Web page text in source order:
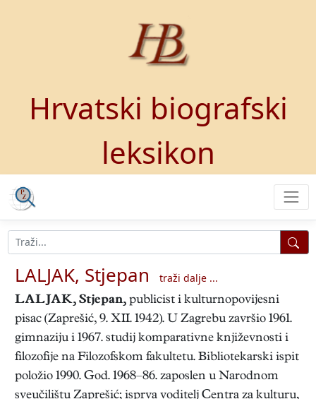
Hrvatski biografski
leksikon
LALJAK, Stjepan
traži dalje ...
LALJAK, Stjepan, publicist i kulturnopovijesni
pisac (Zaprešić, 9. XII. 1942). U Zagrebu završio 1961.
gimnaziju i 1967. studij komparativne književnosti i
filozofije na Filozofskom fakultetu. Bibliotekarski ispit
položio 1990. God. 1968–86. zaposlen u Narodnom
sveučilištu Zaprešić; isprva voditelj Centra za kulturu,